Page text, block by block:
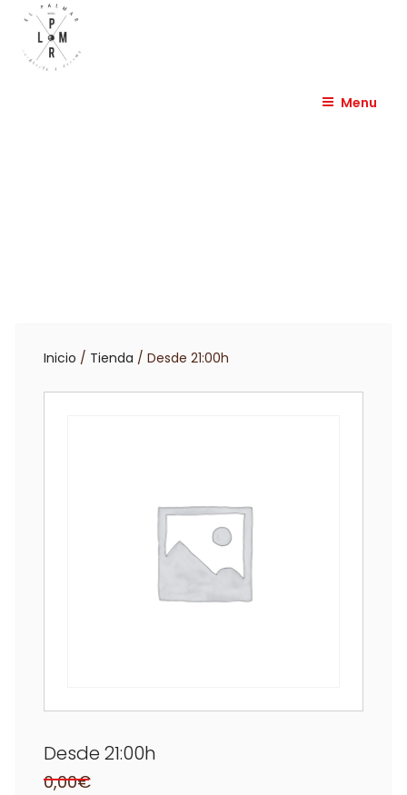
Skip
content
Menu
Inicio / Tienda / Desde 21:00h
Desde 21:00h
0,00€